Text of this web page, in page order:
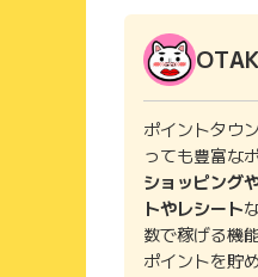
ポイントタウ
っても豊富な
ショッピング
トやレシート
数で稼げる機
ポイントを貯